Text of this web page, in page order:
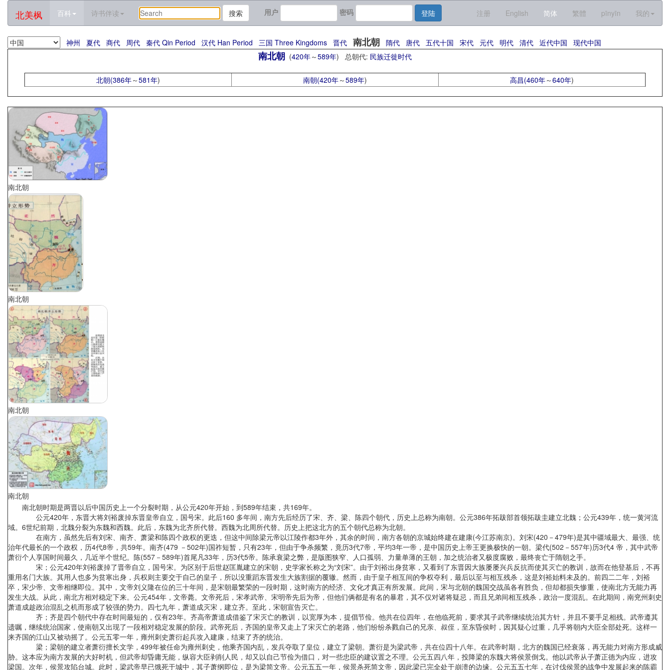
北美枫 百科 诗书伴读 搜索 用户 密码 登陆 注册 English 简体 繁體 pīnyīn 我的
神州 夏代 商代 周代 秦代 Qin Period 汉代 Han Period 三国 Three Kingdoms 晋代 南北朝 隋代 唐代 五代十国 宋代 元代 明代 清代 近代中国 现代中国
南北朝 (420年～589年) 总朝代: 民族迁徙时代
北朝(386年～581年) 南朝(420年～589年) 高昌(460年～640年)
南北朝
南北朝
南北朝
南北朝
南北朝时期是两晋以后中国历史上一个分裂时期，从公元420年开始，到589年结束，共169年。
公元420年，东晋大将刘裕废掉东晋皇帝自立，国号宋。此后160 多年间，南方先后经历了宋、齐、梁、陈四个朝代，历史上总称为南朝。公元386年拓跋部首领拓跋圭建立北魏；公元439年，统一黄河流
域。6世纪前期，北魏分裂为东魏和西魏。此后，东魏为北齐所代替。西魏为北周所代替。历史上把这北方的五个朝代总称为北朝。
在南方，虽然先后有刘宋、南齐、萧梁和陈四个政权的更迭，但这中间除梁元帝以江陵作都3年外，其余的时间，南方各朝的京城始终建在建康(今江苏南京)。刘宋(420－479年)是其中疆域最大、最强、统
治年代最长的一个政权，历4代8帝，共59年。南齐(479 －502年)国祚短暂，只有23年，但由于争杀频繁，竟历3代7帝，平均3年一帝，是中国历史上帝王更换极快的一朝。梁代(502－557年)历3代4 帝，其中武帝
萧衍个人享国时间最久，几近半个世纪。陈(557－589年)首尾凡33年，历3代5帝。陈承衰梁之弊，是版图狭窄、人口孤弱、力量单薄的王朝，加之统治者又极度腐败，最终丧亡于隋朝之手。
宋；公元420年刘裕废掉了晋帝自立，国号宋。为区别于后世赵匡胤建立的宋朝，史学家长称之为“刘宋”。由于刘裕出身贫寒，又看到了东晋因大族屡屡兴兵反抗而使其灭亡的教训，故而在他登基后，不再
重用名门大族。其用人也多为贫寒出身，兵权则主要交于自己的皇子，所以没重蹈东晋发生大族割据的覆辙。然而，由于皇子相互间的争权夺利，最后以至与相互残杀，这是刘裕始料未及的。前四二二年，刘裕
卒，宋少帝、文帝相继即位。其中，文帝刘义隆在位的三十年间，是宋朝最繁荣的一段时期，这时南方的经济、文化才真正有所发展。此间，宋与北朝的魏国交战虽各有胜负，但却都损失惨重，使南北方无能力再
发生大战。从此，南北方相对稳定下来。公元454年，文帝薨。文帝死后，宋孝武帝、宋明帝先后为帝，但他们俩都是有名的暴君，其不仅对诸将疑忌，而且兄弟间相互残杀，政治一度混乱。在此期间，南兖州刺史
萧道成趁政治混乱之机而形成了较强的势力。四七九年，萧道成灭宋，建立齐。至此，宋朝宣告灭亡。
齐；齐是四个朝代中存在时间最短的，仅有23年。齐高帝萧道成借鉴了宋灭亡的教训，以宽厚为本，提倡节俭。他共在位四年，在他临死前，要求其子武帝继续统治其方针，并且不要手足相残。武帝遵其
遗嘱，继续统治国家，使南朝又出现了一段相对稳定发展的阶段。武帝死后，齐国的皇帝又走上了宋灭亡的老路，他们纷纷杀戮自己的兄亲、叔侄，至东昏侯时，因其疑心过重，几乎将朝内大臣全部处死。这样一
来齐国的江山又被动摇了。公元五零一年，雍州刺史萧衍起兵攻入建康，结束了齐的统治。
梁；梁朝的建立者萧衍擅长文学，499年被任命为雍州刺史，他乘齐国内乱，发兵夺取了皇位，建立了梁朝。萧衍是为梁武帝，共在位四十八年。在武帝时期，北方的魏国已经衰落，再无能力对南方形成威
胁。这本应为南方发展的大好时机，但武帝却昏庸无能，纵容大臣剥削人民，却又以自己节俭为借口，对一些忠臣的建议置之不理。公元五四八年，投降梁的东魏大将侯景倒戈。他以武帝从子萧正德为内应，进攻
梁国。次年，侯景攻陷台城。此时，梁武帝早已饿死于城中，其子萧纲即位，是为梁简文帝。公元五五一年，侯景杀死简文帝，因此梁已完全处于崩溃的边缘。公元五五七年，在讨伐侯景的战争中发展起来的陈霸